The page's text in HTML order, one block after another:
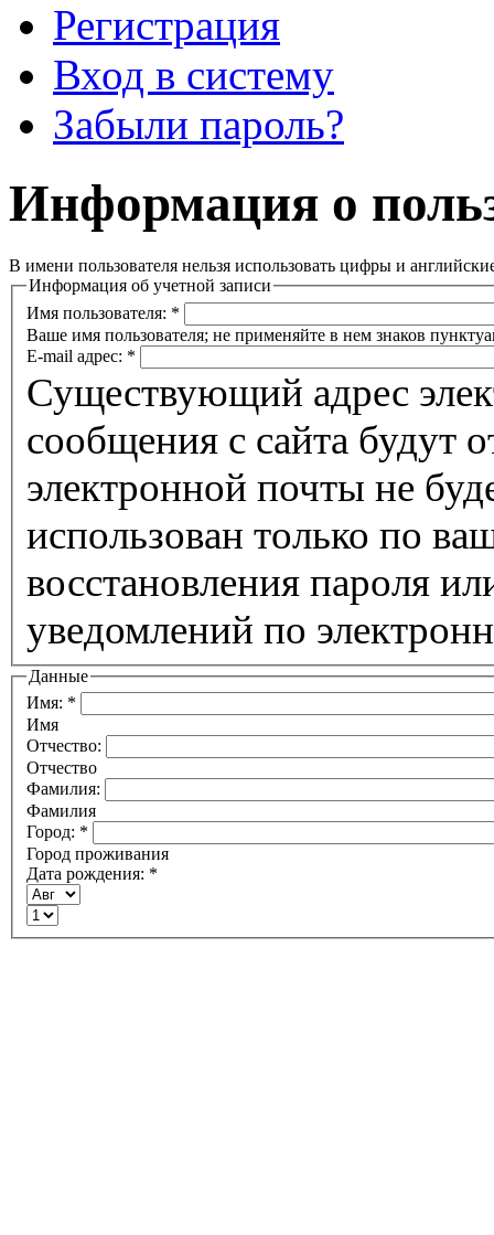
Регистрация
Вход в систему
Забыли пароль?
Информация о
В имени пользователя нельзя использовать цифры и
Информация об учетной записи
Имя пользователя: *
Ваше имя пользователя; не применяйте в нем знаков
E-mail адрес: *
Существующий адрес
сообщения с сайта будут
электронной почты не
использован только по
восстановления пароля
уведомлений по
Данные
Имя: *
Имя
Отчество:
Отчество
Фамилия:
Фамилия
Город: *
Город проживания
Дата рождения: *